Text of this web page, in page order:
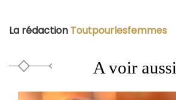
La rédaction Toutpourlesfemmes
A voir aussi